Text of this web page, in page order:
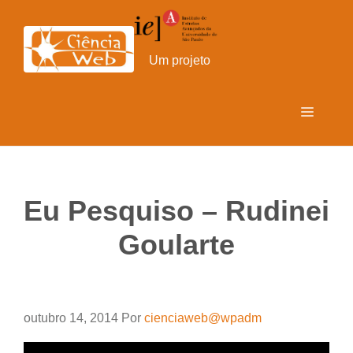
para
conteúdo
Um projeto
Menu
Eu Pesquiso – Rudinei
Goularte
outubro 14, 2014 Por cienciaweb@wpadm